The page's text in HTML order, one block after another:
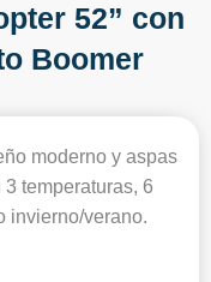
52” con
Boomer
moderno y aspas
temperaturas, 6
invierno/verano.